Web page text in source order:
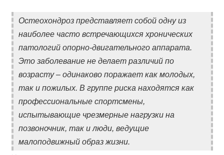
Остеохондроз представляет собой одну из
наиболее часто встречающихся хронических
патологий опорно-двигательного аппарата.
Это заболевание не делает различий по
возрасту – одинаково поражает как молодых,
так и пожилых. В группе риска находятся как
профессиональные спортсмены,
испытывающие чрезмерные нагрузки на
позвоночник, так и люди, ведущие
малоподвижный образ жизни.